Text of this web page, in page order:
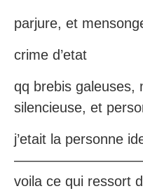
parjure, et
crime d’etat
qq brebis galeuses,
silencieuse, et
j’etait la personne
voila ce qui ressort